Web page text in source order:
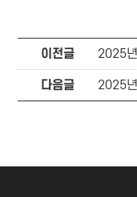
이전글 2025
다음글 2025년 인천